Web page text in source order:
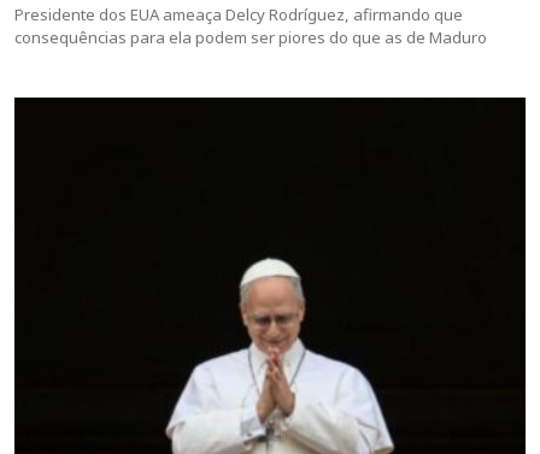
Presidente dos EUA ameaça Delcy Rodríguez, afirmando que
consequências para ela podem ser piores do que as de Maduro